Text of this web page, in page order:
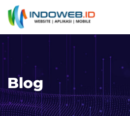
Blog